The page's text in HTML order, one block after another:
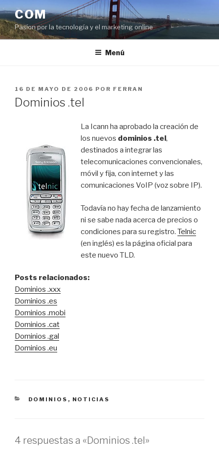
al
contenido
COM
Pasíon por la tecnología y el marketing online
Menú
PUBLICADO
EL
16 DE MAYO DE 2006 POR FERRAN
Dominios .tel
La Icann ha aprobado la creación de
los nuevos dominios .tel,
destinados a integrar las
telecomunicaciones convencionales,
móvil y fija, con internet y las
comunicaciones VoIP (voz sobre IP).
Todavía no hay fecha de lanzamiento
ni se sabe nada acerca de precios o
condiciones para su registro. Telnic
(en inglés) es la página oficial para
este nuevo TLD.
Posts relacionados:
Dominios .xxx
Dominios .es
Dominios .mobi
Dominios .cat
Dominios .gal
Dominios .eu
CATEGORÍAS
DOMINIOS , NOTICIAS
4 respuestas a «Dominios .tel»